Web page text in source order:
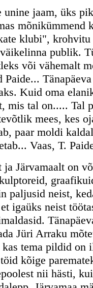
unine jaam, üks
mõnikümmend
klubi",
publik.
või vähemalt
Paide...
Kuid oma
mis tal on..... Tal
mees, kes
paar moldi
Vaas, T.
ja Järvamaalt on
paljusid neist,
igaüks neist
Jüri Arraku
tema pildid on
kõige
nii hästi,